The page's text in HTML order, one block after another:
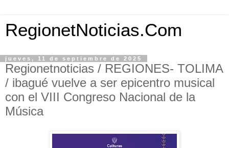
RegionetNoticias.Com
jueves, 11 de septiembre de 2025
Regionetnoticias / REGIONES- TOLIMA
/ ibagué vuelve a ser epicentro musical
con el VIII Congreso Nacional de la
Música